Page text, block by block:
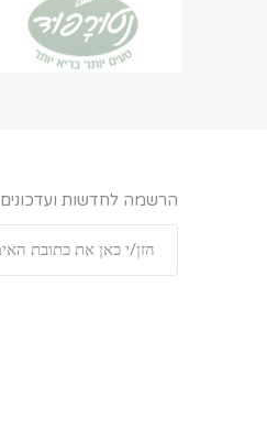
הרשמה לחדשות ועדכונים